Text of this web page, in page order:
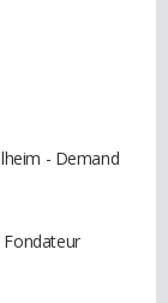
- Demand